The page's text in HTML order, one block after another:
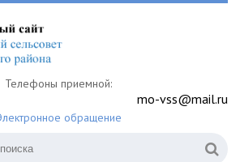
Телефоны приемной:
mo-vss@mail.ru
обращение